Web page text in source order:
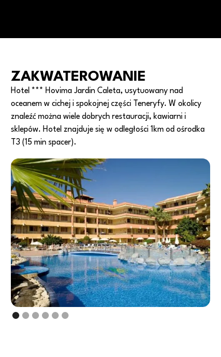
ZAKWATEROWANIE
Hotel *** Hovima Jardin Caleta, usytuowany nad
oceanem w cichej i spokojnej części Teneryfy. W okolicy
znaleźć można wiele dobrych restauracji, kawiarni i
sklepów. Hotel znajduje się w odległości 1km od ośrodka
T3 (15 min spacer).